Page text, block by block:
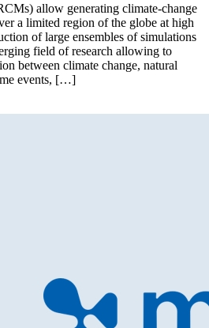
allow generating climate-change
a limited region of the globe at high
of large ensembles of simulations
field of research allowing to
between climate change, natural
events, […]